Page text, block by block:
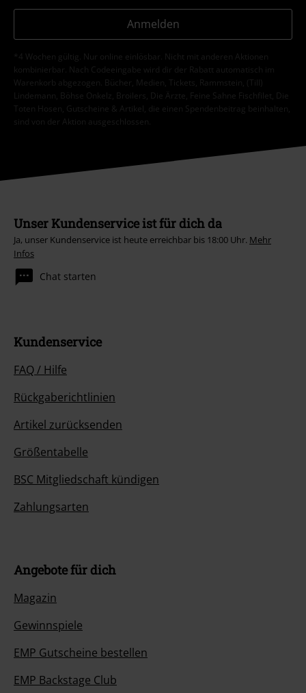
Anmelden
*4 Wochen gültig. Nur online einlösbar. Nicht mit anderen Aktionen
kombinierbar. Nach Codeeingabe wird dir der Rabatt automatisch im
Warenkorb abgezogen. Bücher, Medien, Tickets, Rammstein, (Till)
Lindemann, Böhse Onkelz, Broilers, Die Ärzte, Feine Sahne Fischfilet, Die
Toten Hosen, Gutscheine & Artikel, die einen Spendenbeitrag beinhalten,
sind von der Aktion ausgeschlossen.
Unser Kundenservice ist für dich da
Ja, unser Kundenservice ist heute erreichbar bis 18:00 Uhr. Mehr
Infos
Chat starten
Kundenservice
FAQ / Hilfe
Rückgaberichtlinien
Artikel zurücksenden
Größentabelle
BSC Mitgliedschaft kündigen
Zahlungsarten
Angebote für dich
Magazin
Gewinnspiele
EMP Gutscheine bestellen
EMP Backstage Club